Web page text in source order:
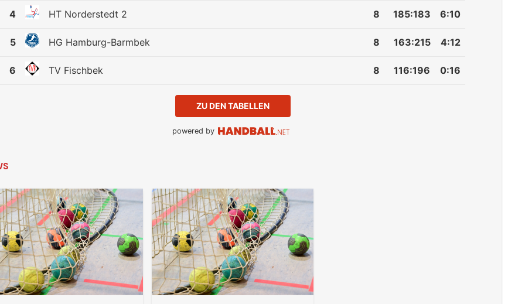
4 HT Norderstedt 2 8 185:183 6:10
5 HG Hamburg-Barmbek 8 163:215 4:12
6 TV Fischbek 8 116:196 0:16
ZU DEN TABELLEN
powered by